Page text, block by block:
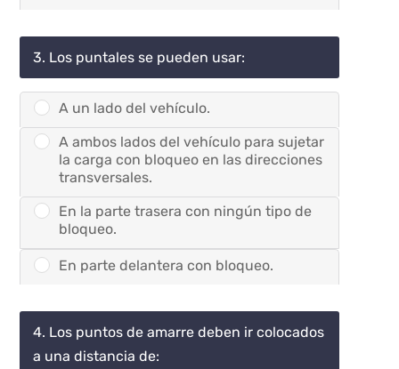
3. Los puntales se pueden usar:
A un lado del vehículo.
A ambos lados del vehículo para sujetar
la carga con bloqueo en las direcciones
transversales.
En la parte trasera con ningún tipo de
bloqueo.
En parte delantera con bloqueo.
4. Los puntos de amarre deben ir colocados
a una distancia de: